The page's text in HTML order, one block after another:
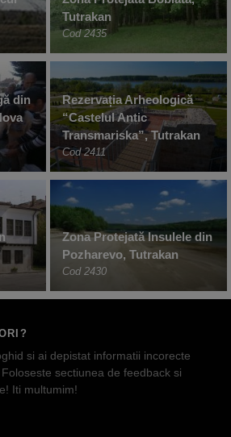
Tutrakan
Cod 2435
din
Rezervația Arheologică
“Castelul Antic
Transmariska”, Tutrakan
Cod 2411
Zona Protejată Insulele din
Pozharevo, Tutrakan
Cod 2430
si ai depistat informatii incorecte
sectiunea de feedback si
Iti multumim!